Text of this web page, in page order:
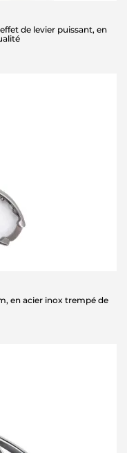
de levier puissant, en
en acier inox trempé de